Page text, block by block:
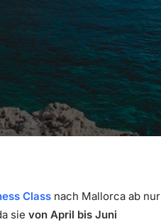
Class nach Mallorca ab nur
sie von April bis Juni